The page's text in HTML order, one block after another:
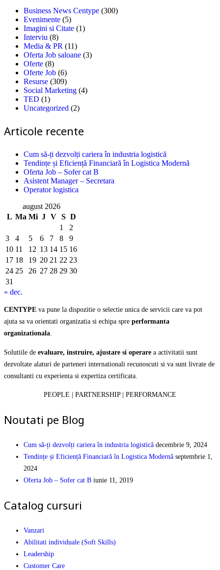
Business News Centype (300)
Evenimente (5)
Imagini si Citate (1)
Interviu (8)
Media & PR (11)
Oferta Job saloane (3)
Oferte (8)
Oferte Job (6)
Resurse (309)
Social Marketing (4)
TED (1)
Uncategorized (2)
Articole recente
Cum să-ți dezvolți cariera în industria logistică
Tendințe și Eficiență Financiară în Logistica Modernă
Oferta Job – Sofer cat B
Asistent Manager – Secretara
Operator logistica
august 2026
L Ma Mi J V S D
1
2
3
4 5 6 7 8
9
10 11 12 13 14 15 16
17 18 19 20 21 22 23
24 25 26 27 28 29 30
31
« dec.
CENTYPE va pune la dispozitie o selectie unica de servicii care va pot
ajuta sa va orientati organizatia si echipa spre performanta
organizationala.
Solutiile de evaluare, instruire, ajustare si operare a activitatii sunt
dezvoltate alaturi de parteneri internationali recunoscuti si va sunt livrate de
consultanti cu experienta si expertiza certificata.
PEOPLE | PARTNERSHIP | PERFORMANCE
Noutati pe Blog
Cum să-ți dezvolți cariera în industria logistică decembrie 9, 2024
Tendințe și Eficiență Financiară în Logistica Modernă septembrie 1,
2024
Oferta Job – Sofer cat B iunie 11, 2019
Catalog cursuri
Vanzari
Abilitati individuale (Soft Skills)
Leadership
Customer Care